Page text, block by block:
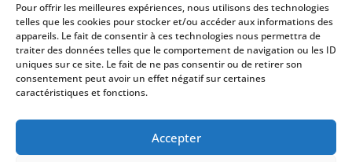
Pour offrir les meilleures expériences, nous utilisons des technologies
telles que les cookies pour stocker et/ou accéder aux informations des
appareils. Le fait de consentir à ces technologies nous permettra de
traiter des données telles que le comportement de navigation ou les ID
uniques sur ce site. Le fait de ne pas consentir ou de retirer son
consentement peut avoir un effet négatif sur certaines
caractéristiques et fonctions.
Accepter
Évènements à venir
NoticeIl n’y a pas d’évènements à venir.
Villers – 29400 Lampaul-Guimiliau –